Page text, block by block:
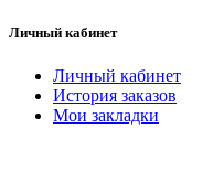
Личный кабинет
Личный кабинет
История заказов
Мои закладки